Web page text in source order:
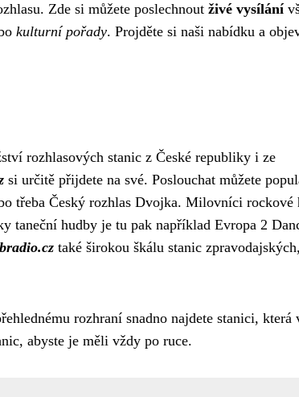
Zde si můžete poslechnout živé vysílání
kulturní pořady. Projděte si naši nabídku a
rozhlasových stanic z České republiky i ze
si určitě přijdete na své. Poslouchat můžete
třeba Český rozhlas Dvojka. Milovníci rockové
taneční hudby je tu pak například Evropa 2
také širokou škálu stanic zpravodajských,
rozhraní snadno najdete stanici, která
abyste je měli vždy po ruce.